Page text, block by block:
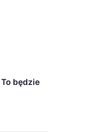
będzie